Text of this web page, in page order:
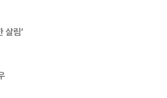
살림’